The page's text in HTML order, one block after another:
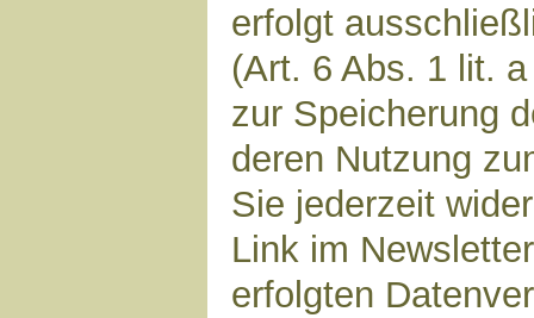
erfolgt
(Art. 6 Abs. 1 lit.
zur Speicherung
deren Nutzung
Sie jederzeit
Link im
erfolgten